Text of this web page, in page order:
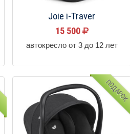
Joie i-Traver
15 500
автокресло от 3 до 12 лет
ПОДАРОК